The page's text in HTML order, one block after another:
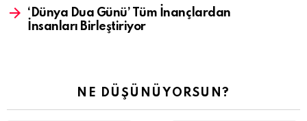
‘Dünya Dua Günü’ Tüm İnançlardan
İnsanları Birleştiriyor
NE DÜŞÜNÜYORSUN?